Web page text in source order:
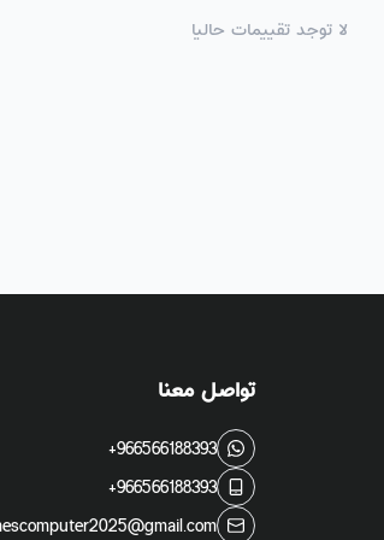
لا توجد تقييمات حاليا
تواصل معنا
+966566188393
+966566188393